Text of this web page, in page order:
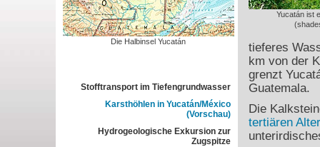
Die Halbinsel Yucatán
Stofftransport im Tiefengrundwasser
Karsthöhlen in Yucatán/México
(Vorschau)
Hydrogeologische Exkursion zur
Zugspitze
Yucatán ist
tieferes
km von der
grenzt
Guatemala.
Die
tertiären